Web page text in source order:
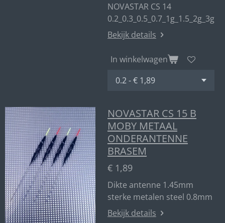
NOVASTAR CS 14
0.2_0.3_0.5_0.7_1g_1.5_2g_3g
Bekijk details
In winkelwagen
NOVASTAR CS 15 B
MOBY METAAL
ONDERANTENNE
BRASEM
€ 1,89
Dikte antenne 1.45mm
sterke metalen steel 0.8mm
Bekijk details